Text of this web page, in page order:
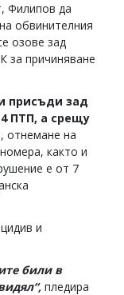
Филипов да
обвинителния
озове зад
за причиняване
присъди зад
ПТП, а срещу
, отнемане на
както и
е от 7
и
били в
пледира